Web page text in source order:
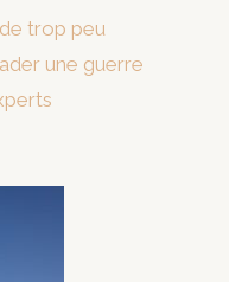
trop peu
une guerre